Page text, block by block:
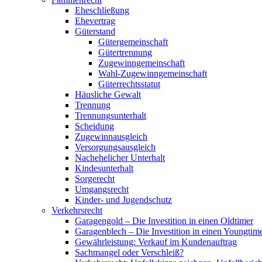
Eheschließung
Ehevertrag
Güterstand
Gütergemeinschaft
Gütertrennung
Zugewinngemeinschaft
Wahl-Zugewinngemeinschaft
Güterrechtsstatut
Häusliche Gewalt
Trennung
Trennungsunterhalt
Scheidung
Zugewinnausgleich
Versorgungsausgleich
Nachehelicher Unterhalt
Kindesunterhalt
Sorgerecht
Umgangsrecht
Kinder- und Jugendschutz
Verkehrsrecht
Garagengold – Die Investition in einen Oldtimer
Garagenblech – Die Investition in einen
Gewährleistung: Verkauf im Kundenauftrag
Sachmangel oder Verschleiß?